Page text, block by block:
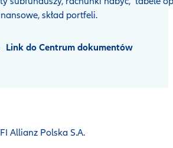
skład portfeli.
Link do Centrum dokumentów
Allianz Polska S.A.